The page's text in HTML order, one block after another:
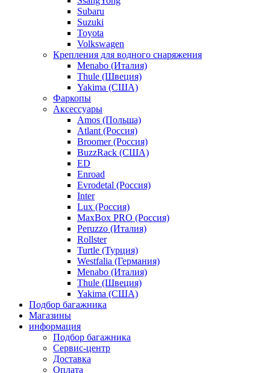
Subaru
Suzuki
Toyota
Volkswagen
Крепления для водного снаряжения
Menabo (Италия)
Thule (Швеция)
Yakima (США)
Фаркопы
Аксессуары
Amos (Польша)
Atlant (Россия)
Broomer (Россия)
BuzzRack (США)
ED
Enroad
Evrodetal (Россия)
Inter
Lux (Россия)
MaxBox PRO (Россия)
Peruzzo (Италия)
Rollster
Turtle (Турция)
Westfalia (Германия)
Menabo (Италия)
Thule (Швеция)
Yakima (США)
Подбор багажника
Магазины
информация
Подбор багажника
Сервис-центр
Доставка
Оплата